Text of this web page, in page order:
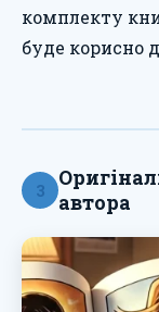
комплекту
буде корисно
3
автора